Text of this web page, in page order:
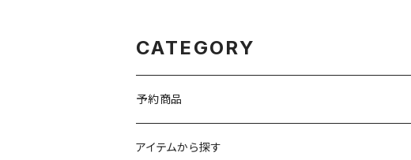
CATEGORY
予約商品
アイテムから探す